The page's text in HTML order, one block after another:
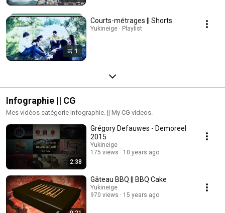
1
Courts-métrages || Shorts
Yukineige · Playlist
Infographie || CG
Mes vidéos catégorie Infographie. || My CG videos.
2:38
Grégory Defauwes - Demoreel
2015
Yukineige
175 views
10 years ago
Gâteau BBQ || BBQ Cake
Yukineige
970 views
15 years ago